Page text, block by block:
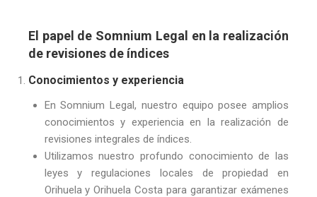
El papel de Somnium Legal en la realización
de revisiones de índices
Conocimientos y experiencia
En Somnium Legal, nuestro equipo posee amplios
conocimientos y experiencia en la realización de
revisiones integrales de índices.
Utilizamos nuestro profundo conocimiento de las
leyes y regulaciones locales de propiedad en
Orihuela y Orihuela Costa para garantizar exámenes